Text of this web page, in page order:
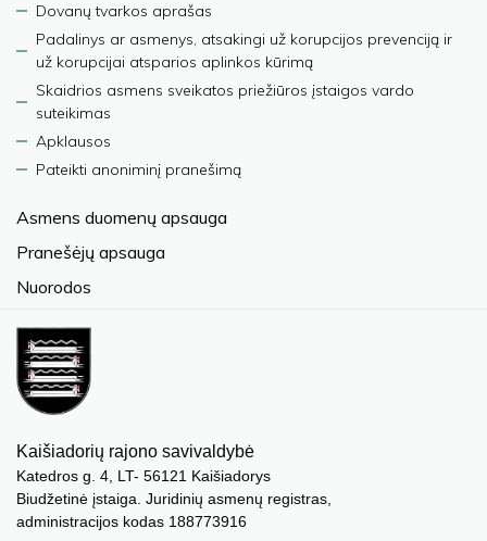
Dovanų tvarkos aprašas
Padalinys ar asmenys, atsakingi už korupcijos prevenciją ir
už korupcijai atsparios aplinkos kūrimą
Skaidrios asmens sveikatos priežiūros įstaigos vardo
suteikimas
Apklausos
Pateikti anoniminį pranešimą
Asmens duomenų apsauga
Pranešėjų apsauga
Nuorodos
Kaišiadorių rajono savivaldybė
Katedros g. 4, LT- 56121 Kaišiadorys
Biudžetinė įstaiga. Juridinių asmenų registras,
administracijos kodas 188773916